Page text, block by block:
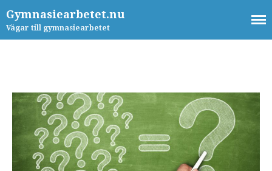
Om oss
KAPITEL 1: INTRODUKTION
Gymnasiearbetet.nu
Vägar till gymnasiearbetet